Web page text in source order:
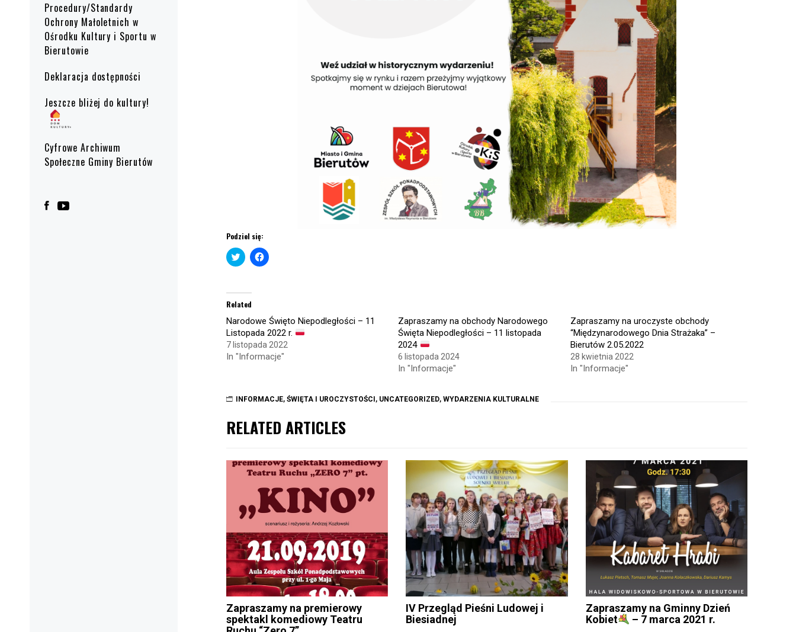
Procedury/Standardy
Ochrony Małoletnich w
Ośrodku Kultury i Sportu w
Bierutowie
Deklaracja dostępności
Jeszcze bliżej do kultury!
Cyfrowe Archiwum
Społeczne Gminy Bierutów
Podziel się:
Click
to
(Opens
in
new
window)
Click
to
window)
Related
Narodowe Święto Niepodległości – 11
Listopada 2022 r.
7 listopada 2022
In "Informacje"
Zapraszamy na obchody Narodowego
Święta Niepodległości – 11 listopada
2024
6 listopada 2024
In "Informacje"
Zapraszamy na uroczyste obchody
“Międzynarodowego Dnia Strażaka” –
Bierutów 2.05.2022
28 kwietnia 2022
In "Informacje"
INFORMACJE,ŚWIĘTA I UROCZYSTOŚCI , UNCATEGORIZED,WYDARZENIA KULTURALNE
RELATED ARTICLES
Zapraszamy na premierowy
spektakl komediowy Teatru
IV Przegląd Pieśni Ludowej i
Biesiadnej
Zapraszamy na Gminny Dzień
Kobiet
– 7 marca 2021 r.